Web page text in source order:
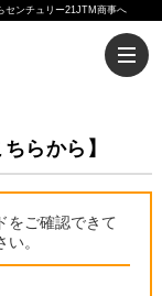
センチュリー21JTM商事へ
らから】
をご確認できて
。